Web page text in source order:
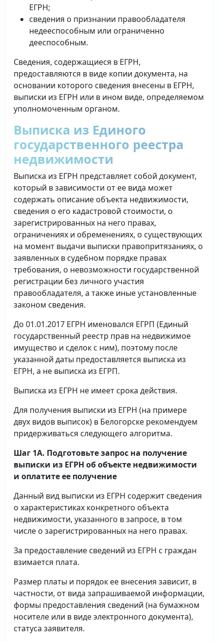
ЕГРН;
сведения о признании правообладателя
недееспособным или ограниченно
дееспособным.
Сведения, содержащиеся в ЕГРН,
предоставляются в виде копии документа, на
основании которого сведения внесены в ЕГРН,
выписки из ЕГРН или в ином виде, определяемом
уполномоченным органом.
Выписка из Единого
государственного реестра
недвижимости
Выписка из ЕГРН представляет собой документ,
который в зависимости от ее вида может
содержать описание объекта недвижимости,
сведения о его кадастровой стоимости, о
зарегистрированных на него правах,
ограничениях и обременениях, о существующих
на момент выдачи выписки правопритязаниях, о
заявленных в судебном порядке правах
требования, о невозможности государственной
регистрации без личного участия
правообладателя, а также иные установленные
законом сведения.
До 01.01.2017 ЕГРН именовался ЕГРП (Единый
государственный реестр прав на недвижимое
имущество и сделок с ним), поэтому после
указанной даты предоставляется выписка из
ЕГРН, а не выписка из ЕГРП.
Выписка из ЕГРН не имеет срока действия.
Для получения выписки из ЕГРН (на примере
двух видов выписок) в Белогорске рекомендуем
придерживаться следующего алгоритма.
Шаг 1А. Подготовьте запрос на получение
выписки из ЕГРН об объекте недвижимости
и оплатите ее получение
Данный вид выписки из ЕГРН содержит сведения
о характеристиках конкретного объекта
недвижимости, указанного в запросе, в том
числе о зарегистрированных на него правах.
За предоставление сведений из ЕГРН с граждан
взимается плата.
Размер платы и порядок ее внесения зависит, в
частности, от вида запрашиваемой информации,
формы предоставления сведений (на бумажном
носителе или в виде электронного документа),
статуса заявителя.